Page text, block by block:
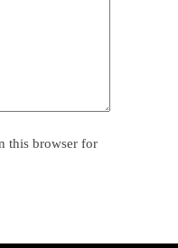
this browser for